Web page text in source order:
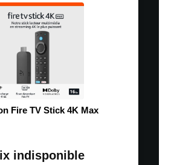
Fire TV Stick 4K Max
indisponible